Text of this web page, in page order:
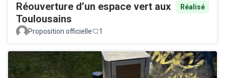
Réouverture d’un espace vert aux
Toulousains
Réalisé
Proposition officielle 1